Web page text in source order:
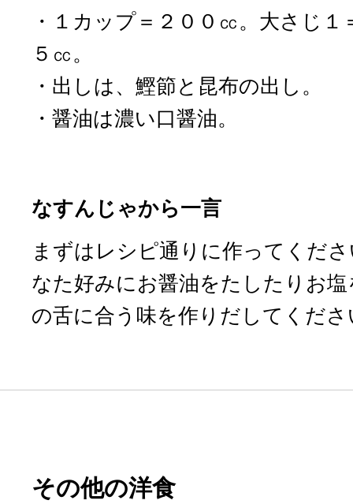
・１カップ＝２００㏄。大さじ
５㏄。
・出しは、鰹節と昆布の出し。
・醤油は濃い口醤油。
なすんじゃから一言
まずはレシピ通りに作ってくだ
なた好みにお醤油をたしたりお
の舌に合う味を作りだしてくださ
その他の洋食